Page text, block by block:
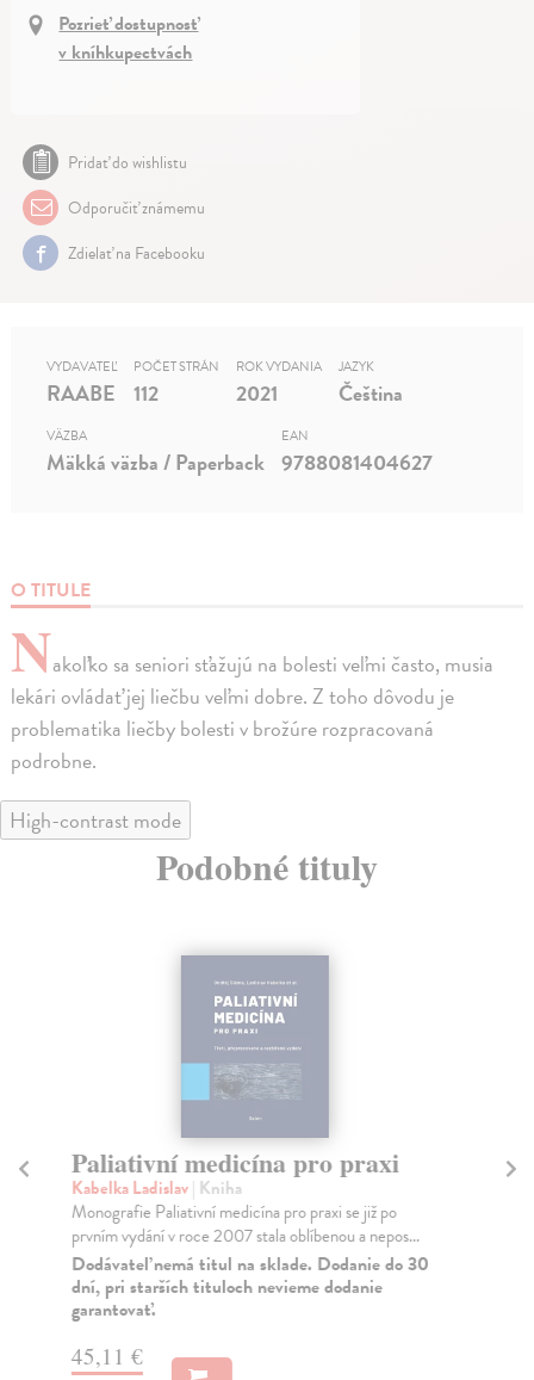
Pozrieť dostupnosť
v kníhkupectvách
Pridať do wishlistu
Odporučiť známemu
Zdielať na Facebooku
O TITULE
Nakoľko sa seniori sťažujú na bolesti veľmi často, musia
lekári ovládať jej liečbu veľmi dobre. Z toho dôvodu je
problematika liečby bolesti v brožúre rozpracovaná
podrobne.
VYDAVATEĽ
RAABE
POČET STRÁN
112
ROK VYDANIA
2021
JAZYK
Čeština
VÄZBA
Mäkká väzba / Paperback
EAN
9788081404627
High-contrast mode
Podobné tituly
Paliativní medicína pro praxi
Kabelka Ladislav| Kniha
Monografie Paliativní medicína pro praxi se již po
prvním vydání v roce 2007 stala oblíbenou a nepos...
Dodávateľ nemá titul na sklade. Dodanie do 30
dní, pri starších tituloch nevieme dodanie
garantovať.
45,11 €